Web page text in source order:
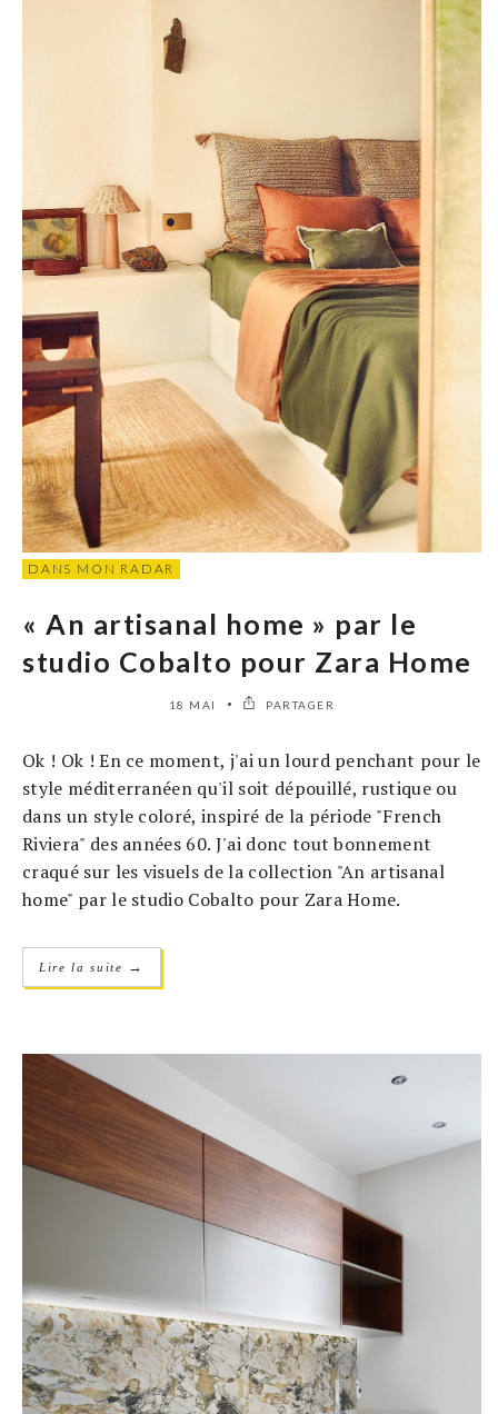
DANS MON RADAR
« An artisanal home » par le
studio Cobalto pour Zara Home
18 MAI PARTAGER
Ok ! Ok ! En ce moment, j'ai un lourd penchant pour le
style méditerranéen qu'il soit dépouillé, rustique ou
dans un style coloré, inspiré de la période "French
Riviera" des années 60. J'ai donc tout bonnement
craqué sur les visuels de la collection "An artisanal
home" par le studio Cobalto pour Zara Home.
Lire la suite →